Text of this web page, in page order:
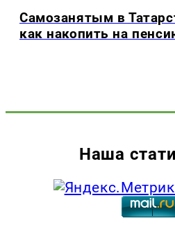
Самозанятым в
как накопить на
Наша